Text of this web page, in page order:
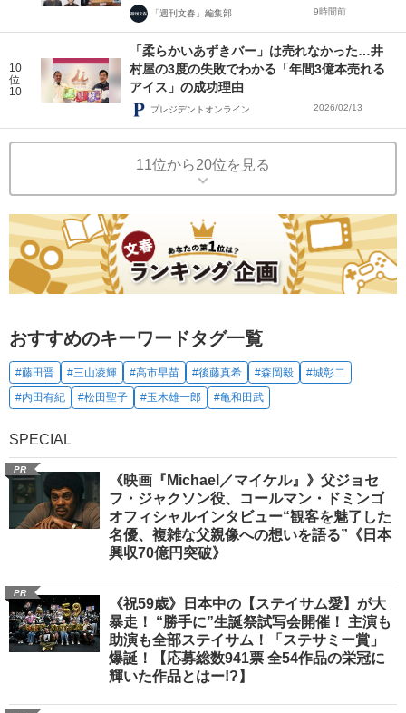
「週刊文春」編集部 9時間前
10
位
10
「柔らかいあずきバー」は売れなかった…井
村屋の3度の失敗でわかる「年間3億本売れる
アイス」の成功理由
プレジデントオンライン 2026/02/13
11位から20位を見る
おすすめのキーワードタグ一覧
#藤田晋 #三山凌輝 #高市早苗 #後藤真希 #森岡毅
#城彰二
#内田有紀
#松田聖子 #玉木雄一郎 #亀和田武
SPECIAL
PR
《映画『Michael／マイケル』》父ジョセ
フ・ジャクソン役、コールマン・ドミンゴ
オフィシャルインタビュー“観客を魅了した
名優、複雑な父親像への想いを語る”《日本
興収70億円突破》
PR
《祝59歳》日本中の【ステイサム愛】が大
暴走！ “勝手に”生誕祭試写会開催！ 主演も
助演も全部ステイサム！「ステサミー賞」
爆誕！【応募総数941票 全54作品の栄冠に
輝いた作品とはー!?】